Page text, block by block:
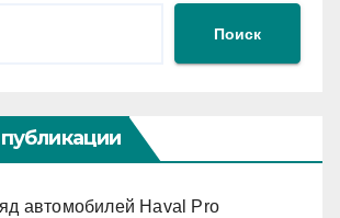
Поиск
автомобилей Haval Pro